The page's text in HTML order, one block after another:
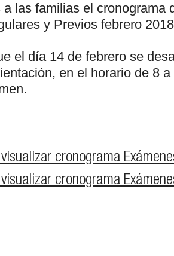
las familias el cronograma
y Previos febrero
el día 14 de febrero se
en el horario de 8
cronograma
cronograma